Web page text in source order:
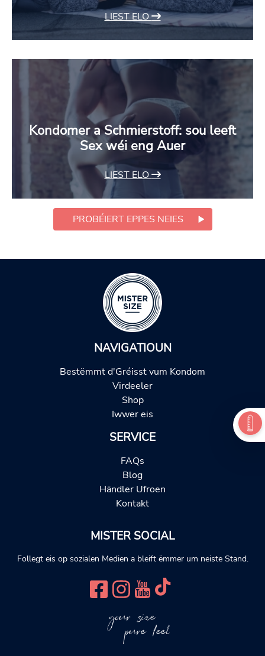
LIEST ELO
Kondomer a Schmierstoff: sou leeft
Sex wéi eng Auer
LIEST ELO
PROBÉIERT EPPES NEIES
NAVIGATIOUN
Bestëmmt d'Gréisst vum Kondom
Virdeeler
Shop
Iwwer eis
SERVICE
FAQs
Blog
Händler Ufroen
Kontakt
MISTER SOCIAL
Follegt eis op sozialen Medien a bleift ëmmer um neiste Stand.
your size
pure feel